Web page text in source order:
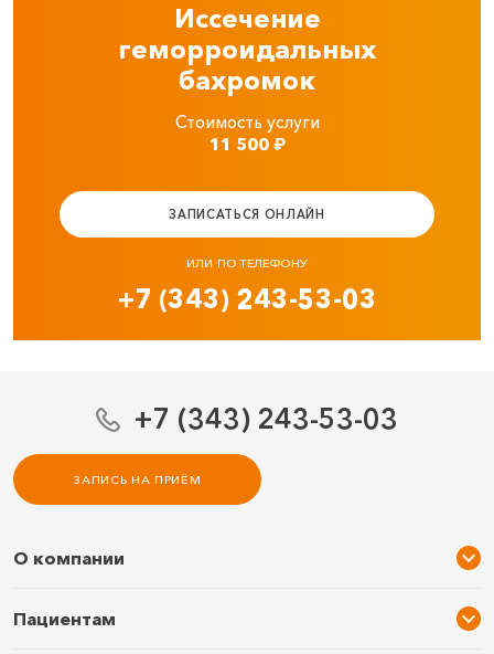
Иссечение
геморроидальных
бахромок
Стоимость услуги
11 500₽
ЗАПИСАТЬСЯ ОНЛАЙН
ИЛИ ПО ТЕЛЕФОНУ
+7 (343) 243-53-03
+7 (343) 243-53-03
ЗАПИСЬ НА ПРИЁМ
О компании
Услуги и цены
Пациентам